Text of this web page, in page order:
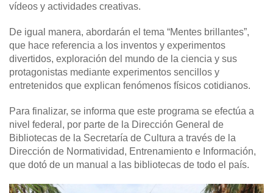
vídeos y actividades creativas.
De igual manera, abordarán el tema “Mentes brillantes”,
que hace referencia a los inventos y experimentos
divertidos, exploración del mundo de la ciencia y sus
protagonistas mediante experimentos sencillos y
entretenidos que explican fenómenos físicos cotidianos.
Para finalizar, se informa que este programa se efectúa a
nivel federal, por parte de la Dirección General de
Bibliotecas de la Secretaría de Cultura a través de la
Dirección de Normatividad, Entrenamiento e Información,
que dotó de un manual a las bibliotecas de todo el país.